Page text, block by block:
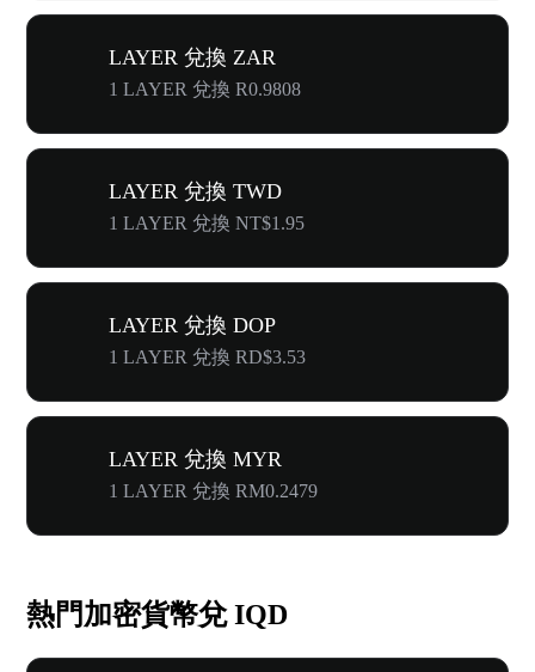
LAYER 兌換 ZAR
1 LAYER 兌換 R0.9808
LAYER 兌換 TWD
1 LAYER 兌換 NT$1.95
LAYER 兌換 DOP
1 LAYER 兌換 RD$3.53
LAYER 兌換 MYR
1 LAYER 兌換 RM0.2479
熱門加密貨幣兌 IQD